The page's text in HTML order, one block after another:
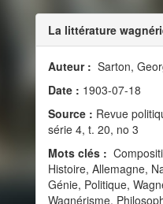
La littérature
Auteur : Sarton,
Date : 1903-07-18
Source : Revue
série 4, t. 20, no 3
Mots clés :
Histoire, Allemagne,
Génie, Politique,
Wagnérisme,